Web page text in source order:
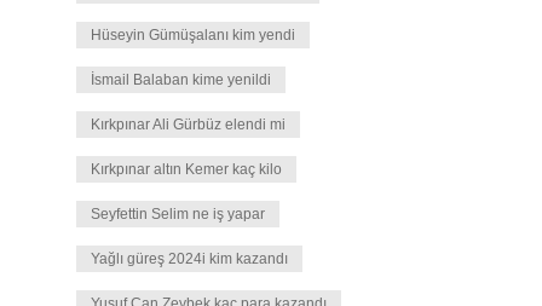
Hüseyin Gümüşalanı kim yendi
İsmail Balaban kime yenildi
Kırkpınar Ali Gürbüz elendi mi
Kırkpınar altın Kemer kaç kilo
Seyfettin Selim ne iş yapar
Yağlı güreş 2024i kim kazandı